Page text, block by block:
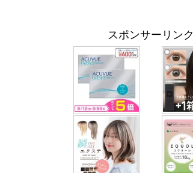
スポンサーリンク